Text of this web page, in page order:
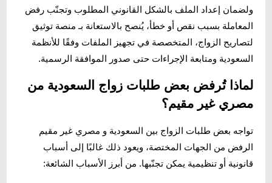
ولضمان إعداد الملف بالشكل القانوني المطلوب وتجنّب رفض
المعاملة بسبب نقص أو خطأ، يُنصح بالاستعانة بـ منصة توثيق
لتصاريح الزواج، المتخصصة في تجهيز الملفات وفقًا للأنظمة
السعودية ومتابعة الإجراءات حتى صدور الموافقة الرسمية.
لماذا تُرفض بعض طلبات زواج السعودية من
مصري غير مقيم؟
تواجه بعض طلبات الزواج بين السعودية و مصري غير مقيم
الرفض من الجهات المختصة، ويعود ذلك غالبًا إلى أسباب
قانونية أو تنظيمية يمكن تجنّبها. من أبرز الأسباب الشائعة: